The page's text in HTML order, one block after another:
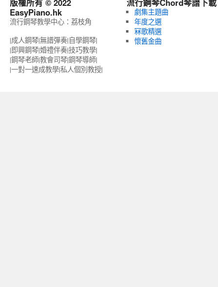
版權所有 © 2022
EasyPiano.hk
流行鋼琴教學中心：荔枝角
|成人鋼琴|無譜彈奏|自學鋼琴|
|即興鋼琴|婚禮伴奏|技巧教學|
|鋼琴老師|教會司琴|鋼琴導師|
|一對一速成教學|私人個別教授‎|
流行鋼琴Chord琴譜下載
劇集主題曲
年度之選
冧歌精選
懷舊金曲